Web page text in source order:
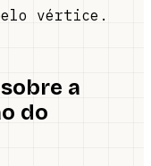
vértice.
a
do